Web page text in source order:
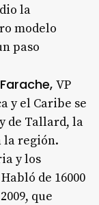
la
modelo
paso
VP
y el Caribe se
de Tallard, la
la región.
y los
de 16000
que